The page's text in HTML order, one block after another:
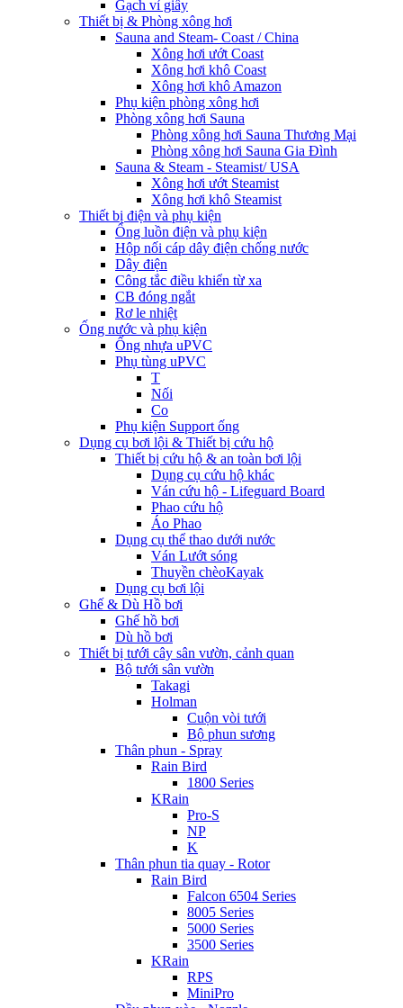
Gạch vỉ giấy
Thiết bị & Phòng xông hơi
Sauna and Steam- Coast / China
Xông hơi ướt Coast
Xông hơi khô Coast
Xông hơi khô Amazon
Phụ kiện phòng xông hơi
Phòng xông hơi Sauna
Phòng xông hơi Sauna Thương Mại
Phòng xông hơi Sauna Gia Đình
Sauna & Steam - Steamist/ USA
Xông hơi ướt Steamist
Xông hơi khô Steamist
Thiết bị điện và phụ kiện
Ống luồn điện và phụ kiện
Hộp nối cáp dây điện chống nước
Dây điện
Công tắc điều khiển từ xa
CB đóng ngắt
Rơ le nhiệt
Ống nước và phụ kiện
Ống nhựa uPVC
Phụ tùng uPVC
T
Nối
Co
Phụ kiện Support ống
Dụng cụ bơi lội & Thiết bị cứu hộ
Thiết bị cứu hộ & an toàn bơi lội
Dụng cụ cứu hộ khác
Ván cứu hộ - Lifeguard Board
Phao cứu hộ
Áo Phao
Dụng cụ thể thao dưới nước
Ván Lướt sóng
Thuyền chèoKayak
Dụng cụ bơi lội
Ghế & Dù Hồ bơi
Ghế hồ bơi
Dù hồ bơi
Thiết bị tưới cây sân vườn, cảnh quan
Bộ tưới sân vườn
Takagi
Holman
Cuộn vòi tưới
Bộ phun sương
Thân phun - Spray
Rain Bird
1800 Series
KRain
Pro-S
NP
K
Thân phun tia quay - Rotor
Rain Bird
Falcon 6504 Series
8005 Series
5000 Series
3500 Series
KRain
RPS
MiniPro